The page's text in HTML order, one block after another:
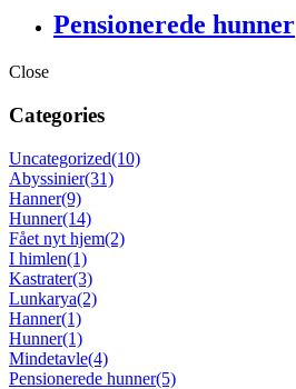
Pensionerede hunner
Close
Categories
Uncategorized(10)
Abyssinier(31)
Hanner(9)
Hunner(14)
Fået nyt hjem(2)
I himlen(1)
Kastrater(3)
Lunkarya(2)
Hanner(1)
Hunner(1)
Mindetavle(4)
Pensionerede hunner(5)